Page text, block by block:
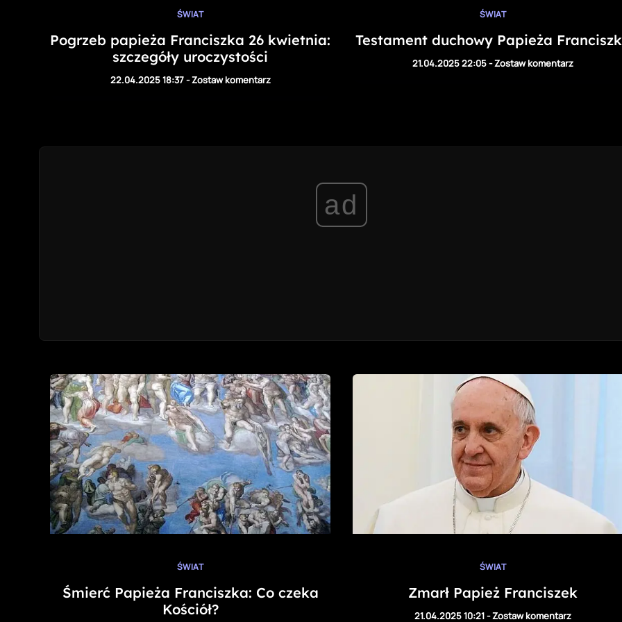
ŚWIAT
Pogrzeb papieża Franciszka 26 kwietnia:
szczegóły uroczystości
22.04.2025 18:37-Zostaw komentarz
ŚWIAT
Testament duchowy Papieża
21.04.2025 22:05-Zostaw komentarz
ad
ŚWIAT
Śmierć Papieża Franciszka: Co czeka
Kościół?
ŚWIAT
Zmarł Papież Franciszek
21.04.2025 10:21-Zostaw komentarz